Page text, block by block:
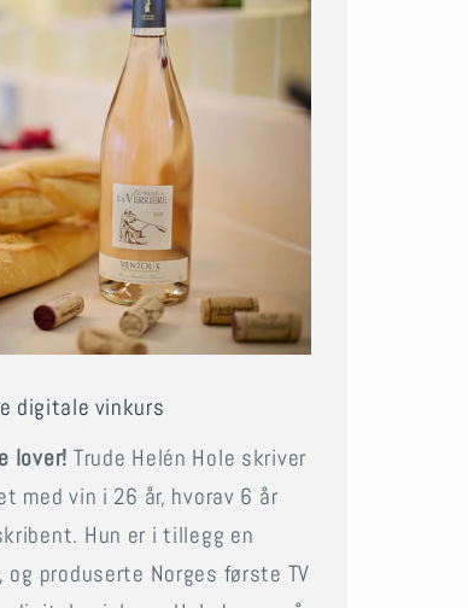
digitale vinkurs
lover! Trude Helén Hole skriver
med vin i 26 år, hvorav 6 år
Hun er i tillegg en
produserte Norges første TV